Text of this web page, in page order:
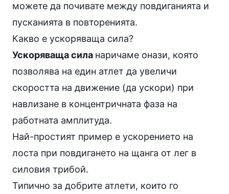
можете да почивате между повдиганията и
пусканията в повторенията.
Какво е ускоряваща сила?
Ускоряваща сила наричаме онази, която
позволява на един атлет да увеличи
скоростта на движение (да ускори) при
навлизане в концентричната фаза на
работната амплитуда.
Най-простият пример е ускорението на
лоста при повдигането на щанга от лег в
силовия трибой.
Типично за добрите атлети, които го